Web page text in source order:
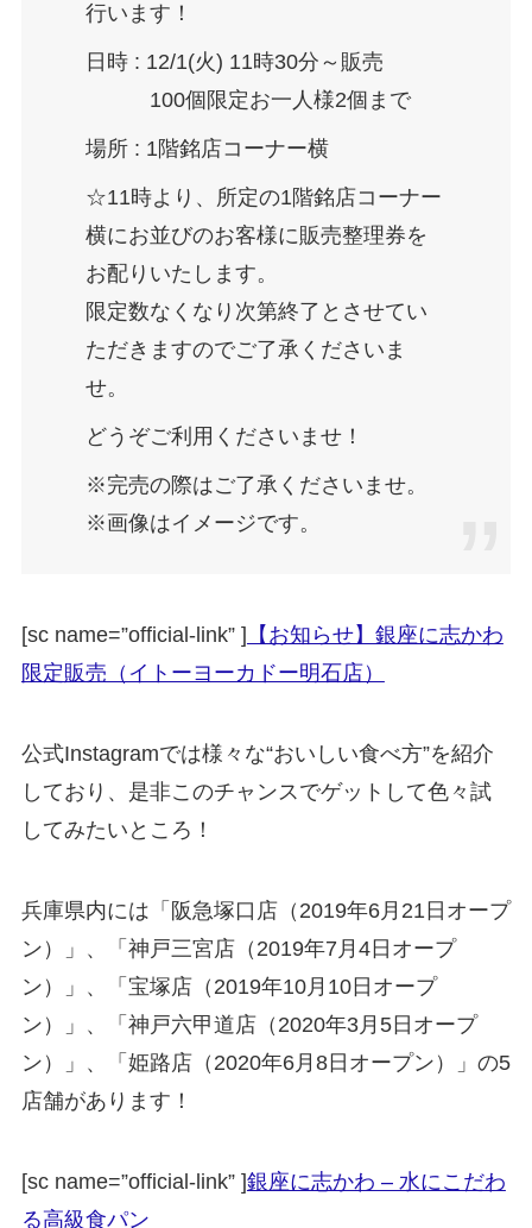
行います！
日時 : 12/1(火) 11時30分～販売
100個限定お一人様2個まで
場所 : 1階銘店コーナー横
☆11時より、所定の1階銘店コーナー
横にお並びのお客様に販売整理券を
お配りいたします。
限定数なくなり次第終了とさせてい
ただきますのでご了承くださいま
せ。
どうぞご利用くださいませ！
※完売の際はご了承くださいませ。
※画像はイメージです。
[sc name=”official-link” ] 【お知らせ】銀座に志かわ
限定販売（イトーヨーカドー明石店）
公式Instagramでは様々な“おいしい食べ方”を紹介
しており、是非このチャンスでゲットして色々試
してみたいところ！
兵庫県内には「阪急塚口店（2019年6月21日オープ
ン）」、「神戸三宮店（2019年7月4日オープ
ン）」、「宝塚店（2019年10月10日オープ
ン）」、「神戸六甲道店（2020年3月5日オープ
ン）」、「姫路店（2020年6月8日オープン）」の5
店舗があります！
[sc name=”official-link” ]銀座に志かわ – 水にこだわ
る高級食パン